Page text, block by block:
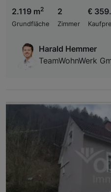
2.119 m2
Grundfläche
2
Zimmer
€
Harald Hemmer
TeamWohnWerk